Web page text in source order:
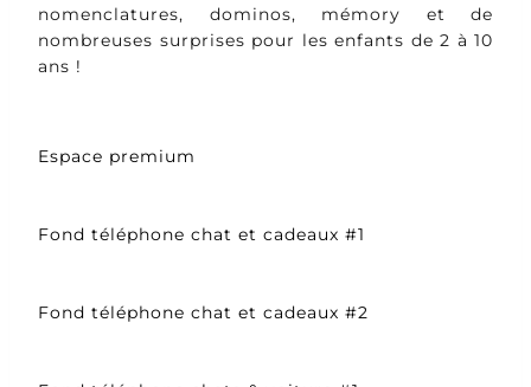
nomenclatures, dominos, mémory et de
nombreuses surprises pour les enfants de 2 à 10
ans !
Espace premium
Fond téléphone chat et cadeaux #1
Fond téléphone chat et cadeaux #2